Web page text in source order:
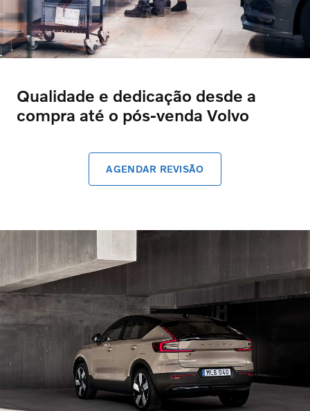
Qualidade e dedicação desde a
compra até o pós-venda Volvo
AGENDAR REVISÃO